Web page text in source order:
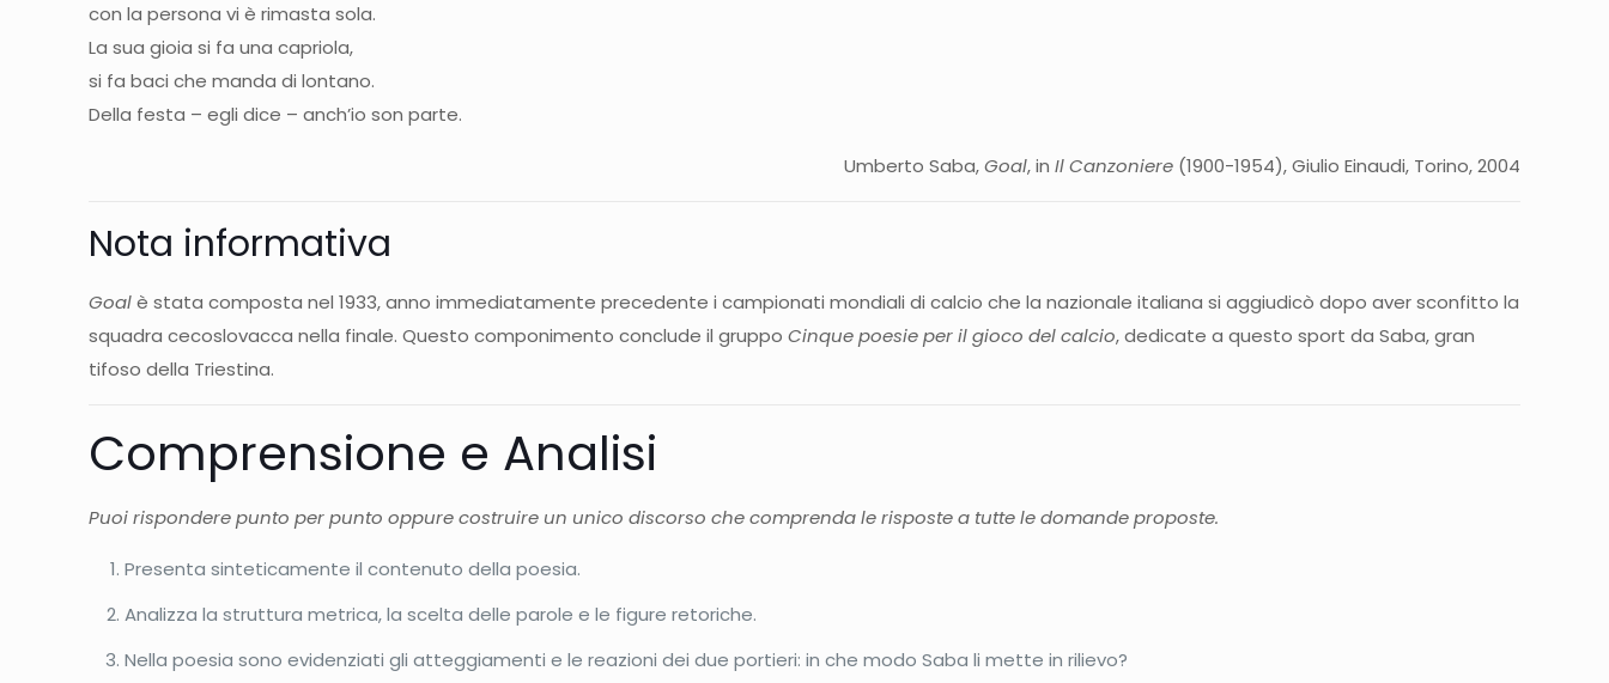
con la persona vi è rimasta sola.
La sua gioia si fa una capriola,
si fa baci che manda di lontano.
Della festa – egli dice – anch’io son parte.
Umberto Saba,Goal, in Il Canzoniere(1900-1954), Giulio Einaudi, Torino, 2004
Nota informativa
Goalè stata composta nel 1933, anno immediatamente precedente i campionati mondiali di calcio che la nazionale italiana si aggiudicò dopo aver sconfitto la
squadra cecoslovacca nella finale. Questo componimento conclude il gruppoCinque poesie per il gioco del calcio, dedicate a questo sport da Saba, gran
tifoso della Triestina.
Comprensione e Analisi
Puoi rispondere punto per punto oppure costruire un unico discorso che comprenda le risposte a tutte le domande proposte.
Presenta sinteticamente il contenuto della poesia.
Analizza la struttura metrica, la scelta delle parole e le figure retoriche.
Nella poesia sono evidenziati gli atteggiamenti e le reazioni dei due portieri: in che modo Saba li mette in rilievo?